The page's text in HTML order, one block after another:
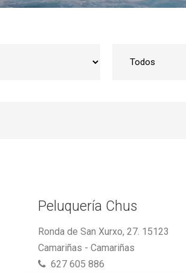
Peluquería Chus
Ronda de San Xurxo, 27. 15123
Camariñas - Camariñas
627 605 886